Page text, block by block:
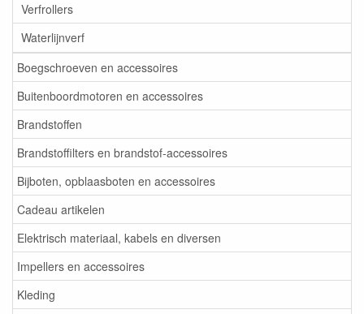
Verfrollers
Waterlijnverf
Boegschroeven en accessoires
Buitenboordmotoren en accessoires
Brandstoffen
Brandstoffilters en brandstof-accessoires
Bijboten, opblaasboten en accessoires
Cadeau artikelen
Elektrisch materiaal, kabels en diversen
Impellers en accessoires
Kleding